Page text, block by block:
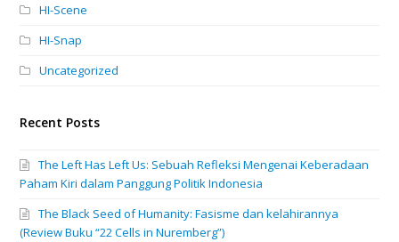
HI-Scene
HI-Snap
Uncategorized
Recent Posts
The Left Has Left Us: Sebuah Refleksi Mengenai Keberadaan
Paham Kiri dalam Panggung Politik Indonesia
The Black Seed of Humanity: Fasisme dan kelahirannya
(Review Buku “22 Cells in Nuremberg”)